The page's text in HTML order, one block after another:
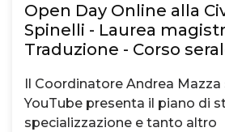
Open Day Online alla
Spinelli - Laurea
Traduzione - Corso
Il Coordinatore Andrea
YouTube presenta il piano di
specializzazione e tanto altro